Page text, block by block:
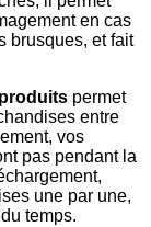
en cas
brusques, et fait
permet
entre
vos
pas pendant la
une par une,
temps.